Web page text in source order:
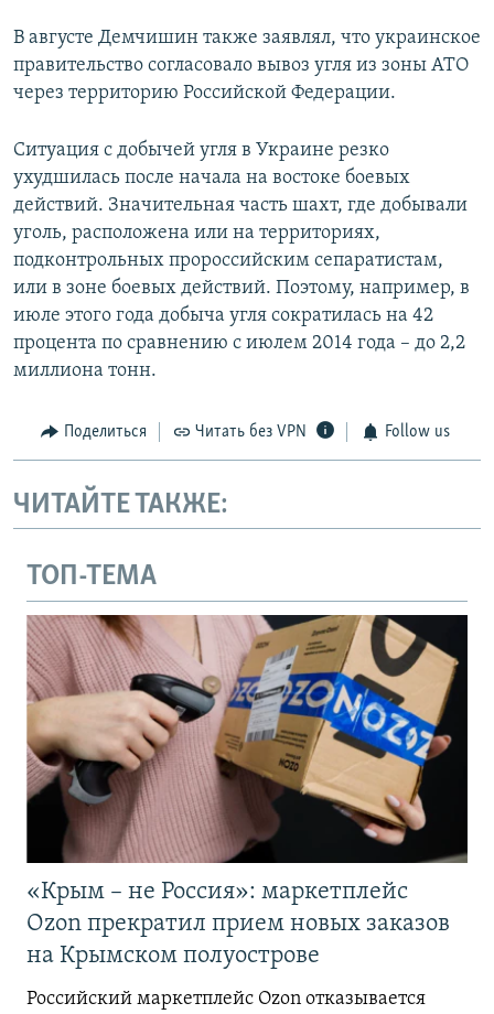
В августе Демчишин также заявлял, что украинское
правительство согласовало вывоз угля из зоны АТО
через территорию Российской Федерации.
Ситуация с добычей угля в Украине резко
ухудшилась после начала на востоке боевых
действий. Значительная часть шахт, где добывали
уголь, расположена или на территориях,
подконтрольных пророссийским сепаратистам,
или в зоне боевых действий. Поэтому, например, в
июле этого года добыча угля сократилась на 42
процента по сравнению с июлем 2014 года – до 2,2
миллиона тонн.
Поделиться Читать без VPN Follow us
ЧИТАЙТЕ ТАКЖЕ:
ТОП-ТЕМА
«Крым – не Россия»: маркетплейс
Ozon прекратил прием новых заказов
на Крымском полуострове
Российский маркетплейс Ozon отказывается